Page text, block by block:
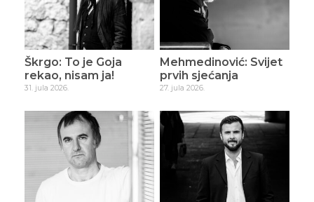
Škrgo: To je Goja
rekao, nisam ja!
31. jula 2026.
Mehmedinović: Svijet
prvih sjećanja
27. jula 2026.